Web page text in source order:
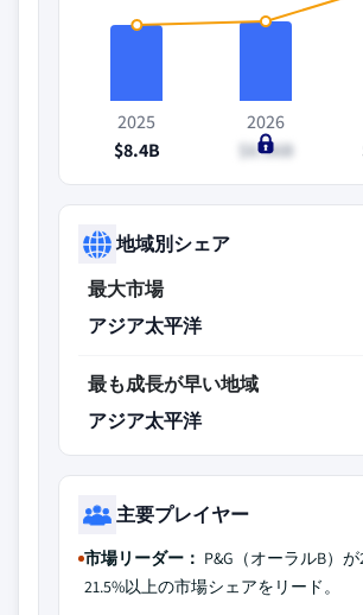
2025
$8.4B
2026
$8.86B
地域別シェア
最大市場
アジア太平洋
最も成長が早い地域
アジア太平洋
主要プレイヤー
市場リーダー： P&G（オーラルB）
21.5%以上の市場シェアをリード。